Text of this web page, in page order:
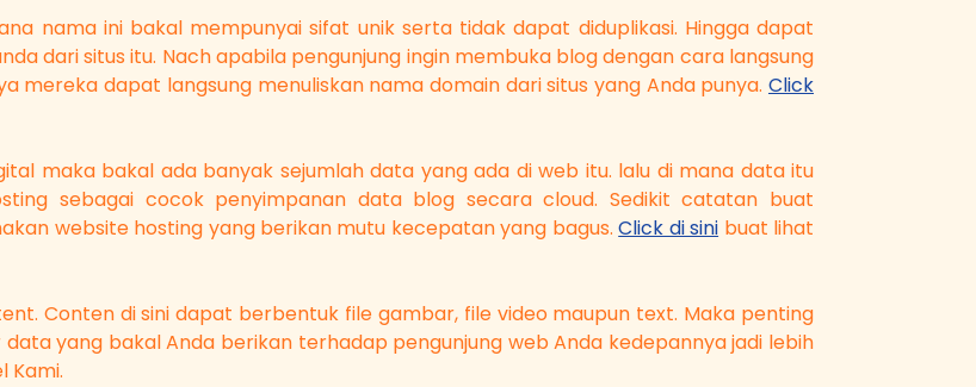
nama ini bakal mempunyai sifat unik serta tidak dapat diduplikasi. Hingga dapat
dari situs itu. Nach apabila pengunjung ingin membuka blog dengan cara langsung
mereka dapat langsung menuliskan nama domain dari situs yang Anda punya. Click
maka bakal ada banyak sejumlah data yang ada di web itu. lalu di mana data itu
sebagai cocok penyimpanan data blog secara cloud. Sedikit catatan buat
website hosting yang berikan mutu kecepatan yang bagus.Click di sini buat lihat
Conten di sini dapat berbentuk file gambar, file video maupun text. Maka penting
yang bakal Anda berikan terhadap pengunjung web Anda kedepannya jadi lebih
Kami.